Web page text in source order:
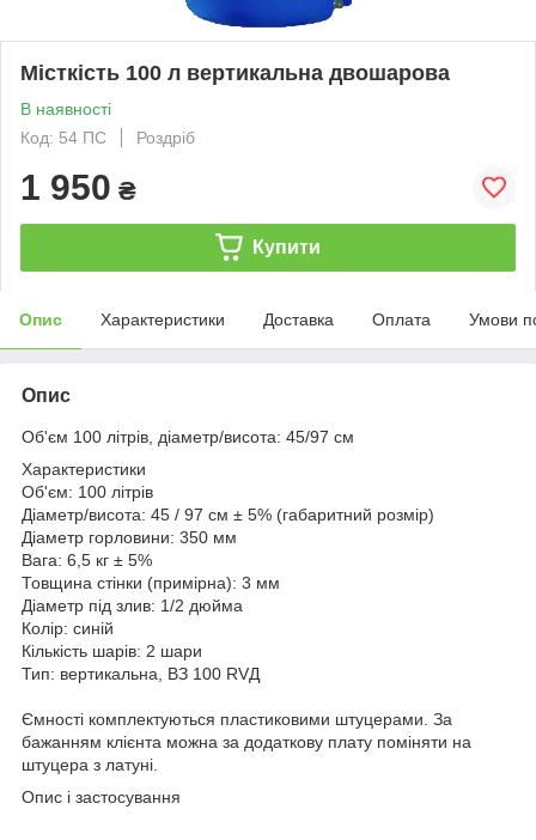
Місткість 100 л вертикальна двошарова
В наявності
Код: 54 ПС
Роздріб
1 950 ₴
Купити
Опис Характеристики Доставка Оплата Умови
Опис
Об'єм 100 літрів, діаметр/висота: 45/97 см
Характеристики
Об'єм: 100 літрів
Діаметр/висота: 45 / 97 см ± 5% (габаритний розмір)
Діаметр горловини: 350 мм
Вага: 6,5 кг ± 5%
Товщина стінки (примірна): 3 мм
Діаметр під злив: 1/2 дюйма
Колір: синій
Кількість шарів: 2 шари
Тип: вертикальна, ВЗ 100 RVД
Ємності комплектуються пластиковими штуцерами. За
бажанням клієнта можна за додаткову плату поміняти на
штуцера з латуні.
Опис і застосування